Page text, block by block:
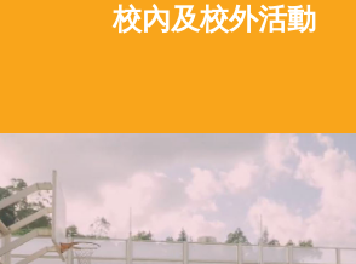
校內及校外活動